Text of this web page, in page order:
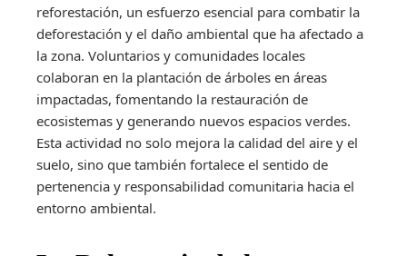
reforestación, un esfuerzo esencial para combatir la
deforestación y el daño ambiental que ha afectado a
la zona. Voluntarios y comunidades locales
colaboran en la plantación de árboles en áreas
impactadas, fomentando la restauración de
ecosistemas y generando nuevos espacios verdes.
Esta actividad no solo mejora la calidad del aire y el
suelo, sino que también fortalece el sentido de
pertenencia y responsabilidad comunitaria hacia el
entorno ambiental.